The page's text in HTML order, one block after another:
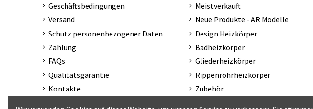
Geschäftsbedingungen
Versand
Schutz personenbezogener Daten
Zahlung
FAQs
Qualitätsgarantie
Kontakte
Meistverkauft
Neue Produkte - AR Modelle
Design Heizkörper
Badheizkörper
Gliederheizkörper
Rippenrohrheizkörper
Zubehör